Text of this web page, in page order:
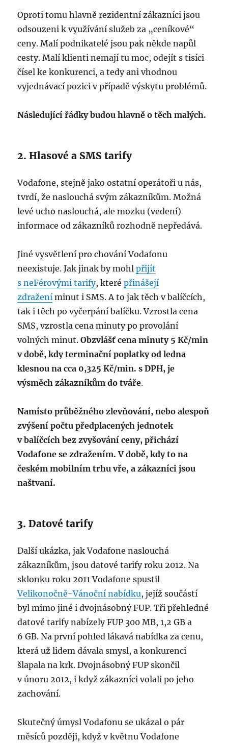
Oproti tomu hlavně rezidentní zákazníci jsou
odsouzeni k využívání služeb za „ceníkové“
ceny. Malí podnikatelé jsou pak někde napůl
cesty. Malí klienti nemají tu moc, odejít s tisíci
čísel ke konkurenci, a tedy ani vhodnou
vyjednávací pozici v případě výskytu problémů.
Následující řádky budou hlavně o těch malých.
2. Hlasové a SMS tarify
Vodafone, stejně jako ostatní operátoři u nás,
tvrdí, že naslouchá svým zákazníkům. Možná
levé ucho naslouchá, ale mozku (vedení)
informace od zákazníků rozhodně nepředává.
Jiné vysvětlení pro chování Vodafonu
neexistuje. Jak jinak by mohlpřijít
s neFérovými tarify, kterépřinášejí
zdražení minut i SMS. A to jak těch v balíčcích,
tak i těch po vyčerpání balíčku. Vzrostla cena
SMS, vzrostla cena minuty po provolání
volných minut.Obzvlášť cena minuty 5 Kč/min
v době, kdy terminační poplatky od ledna
klesnou na cca 0,325 Kč/min. s DPH, je
výsměch zákazníkům do tváře.
Namísto průběžného zlevňování, nebo alespoň
zvýšení počtu předplacených jednotek
v balíčcích bez zvyšování ceny, přichází
Vodafone se zdražením. V době, kdy to na
českém mobilním trhu vře, a zákazníci jsou
naštvaní.
3. Datové tarify
Další ukázka, jak Vodafone naslouchá
zákazníkům, jsou datové tarify roku 2012. Na
sklonku roku 2011 Vodafone spustil
Velikonočně-Vánoční nabídku, jejíž součástí
byl mimo jiné i dvojnásobný FUP. Tři přehledné
datové tarify nabízely FUP 300 MB, 1,2 GB a
6 GB. Na první pohled lákavá nabídka za cenu,
která už lidem dávala smysl, a konkurenci
šlapala na krk. Dvojnásobný FUP skončil
v únoru 2012, i když zákazníci volali po jeho
zachování.
Skutečný úmysl Vodafonu se ukázal o pár
měsíců později, když v květnu Vodafone